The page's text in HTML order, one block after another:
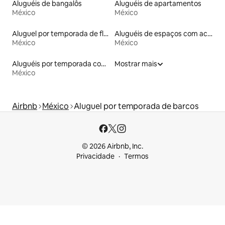
Aluguéis de bangalôs
México
Aluguéis de apartamentos
México
Aluguel por temporada de flats
México
Aluguéis de espaços com acesso direto a pistas de esqui
México
Aluguéis por temporada com banheiro para PCD
México
Mostrar mais
Airbnb México Aluguel por temporada de barcos
© 2026 Airbnb, Inc.
Privacidade
Termos